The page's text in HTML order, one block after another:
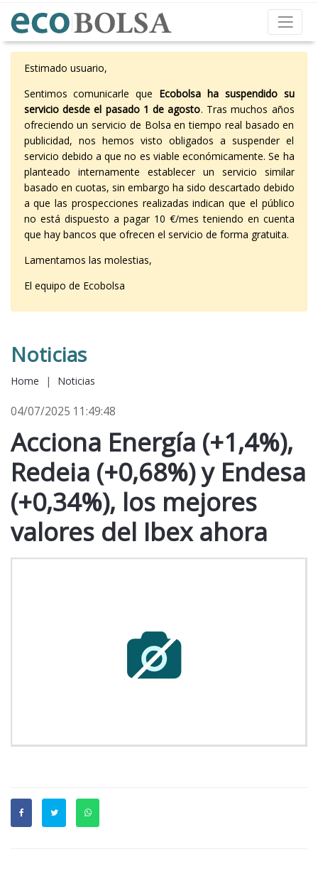
Estimado usuario,
Sentimos comunicarle que Ecobolsa ha suspendido su
servicio desde el pasado 1 de agosto. Tras muchos años
ofreciendo un servicio de Bolsa en tiempo real basado en
publicidad, nos hemos visto obligados a suspender el
servicio debido a que no es viable económicamente. Se ha
planteado internamente establecer un servicio similar
basado en cuotas, sin embargo ha sido descartado debido
a que las prospecciones realizadas indican que el público
no está dispuesto a pagar 10 €/mes teniendo en cuenta
que hay bancos que ofrecen el servicio de forma gratuita.
Lamentamos las molestias,
El equipo de Ecobolsa
Noticias
Home | Noticias
04/07/2025 11:49:48
Acciona Energía (+1,4%),
Redeia (+0,68%) y Endesa
(+0,34%), los mejores
valores del Ibex ahora